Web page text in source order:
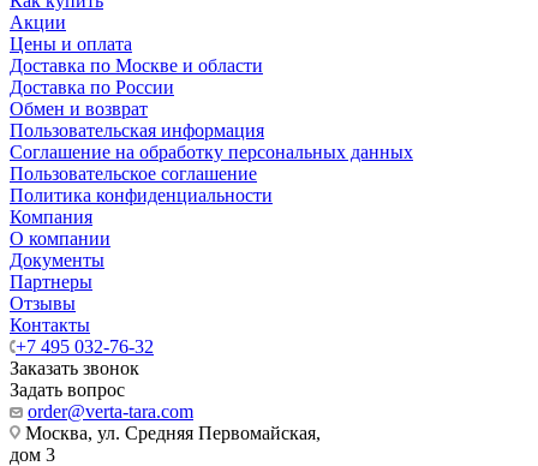
Акции
Цены и оплата
Доставка по Москве и области
Доставка по России
Обмен и возврат
Пользовательская информация
Соглашение на обработку персональных данных
Пользовательское соглашение
Политика конфиденциальности
Компания
О компании
Документы
Партнеры
Отзывы
Контакты
+7 495 032-76-32
Заказать звонок
Задать вопрос
order@verta-tara.com
Москва, ул. Средняя Первомайская,
дом 3